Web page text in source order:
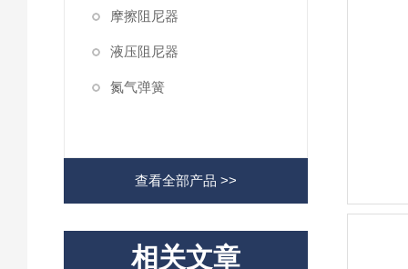
摩擦阻尼器
液压阻尼器
氮气弹簧
查看全部产品 >>
相关文章